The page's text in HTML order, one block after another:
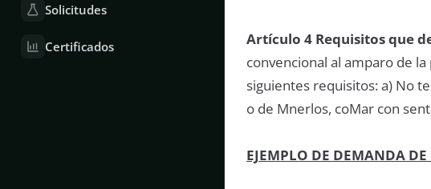
Solicitudes
Certificados Artículo 4 Requisitos que
convencional al amparo de
siguientes requisitos: a) No
o de Mnerlos, coMar con
EJEMPLO DE DEMANDA